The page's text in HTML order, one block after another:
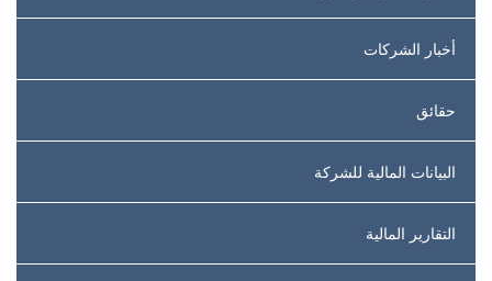
أخبار الشركات
حقائق
البيانات المالية للشركة
التقارير المالية